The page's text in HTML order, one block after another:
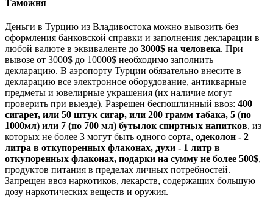
Таможня
Деньги в Турцию из Владивостока можно вывозить без
оформления банковской справки и заполнения декларации в
любой валюте в эквиваленте до 3000$ на человека. При
вывозе от 3000$ до 10000$ необходимо заполнить
декларацию. В аэропорту Турции обязательно внесите в
декларацию все электронное оборудование, антикварные
предметы и ювелирные украшения (их наличие могут
проверить при выезде). Разрешен беспошлинный ввоз: 400
сигарет, или 50 штук сигар, или 200 грамм табака, 5 (по
1000мл) или 7 (по 700 мл) бутылок спиртных напитков, из
которых не более 3 могут быть одного сорта, одеколон - 2
литра в откупоренных флаконах, духи - 1 литр в
откупоренных флаконах, подарки на сумму не более 500$,
продуктов питания в пределах личных потребностей.
Запрещен ввоз наркотиков, лекарств, содержащих большую
дозу наркотических веществ и оружия.